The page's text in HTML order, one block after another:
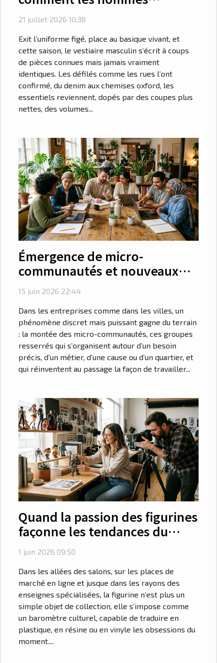
s’approprient les basiques
cette saison
21 juillet 2026 10:38
Exit l’uniforme figé, place au basique vivant, et
cette saison, le vestiaire masculin s’écrit à coups
de pièces connues mais jamais vraiment
identiques. Les défilés comme les rues l’ont
confirmé, du denim aux chemises oxford, les
essentiels reviennent, dopés par des coupes plus
nettes, des volumes...
Émergence de micro-
communautés et nouveaux
modes de collaboration
15 juin 2026 22:44
Dans les entreprises comme dans les villes, un
phénomène discret mais puissant gagne du terrain
: la montée des micro-communautés, ces groupes
resserrés qui s’organisent autour d’un besoin
précis, d’un métier, d’une cause ou d’un quartier, et
qui réinventent au passage la façon de travailler...
Quand la passion des figurines
façonne les tendances du
catalogue
1 juin 2026 09:50
Dans les allées des salons, sur les places de
marché en ligne et jusque dans les rayons des
enseignes spécialisées, la figurine n’est plus un
simple objet de collection, elle s’impose comme
un baromètre culturel, capable de traduire en
plastique, en résine ou en vinyle les obsessions du
moment....